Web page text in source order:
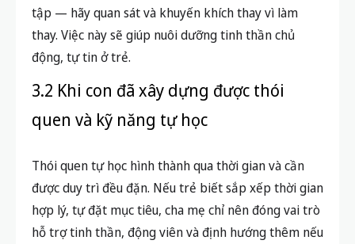
tập — hãy quan sát và khuyến khích thay vì làm
thay. Việc này sẽ giúp nuôi dưỡng tinh thần chủ
động, tự tin ở trẻ.
3.2 Khi con đã xây dựng được thói
quen và kỹ năng tự học
Thói quen tự học hình thành qua thời gian và cần
được duy trì đều đặn. Nếu trẻ biết sắp xếp thời gian
hợp lý, tự đặt mục tiêu, cha mẹ chỉ nên đóng vai trò
hỗ trợ tinh thần, động viên và định hướng thêm nếu